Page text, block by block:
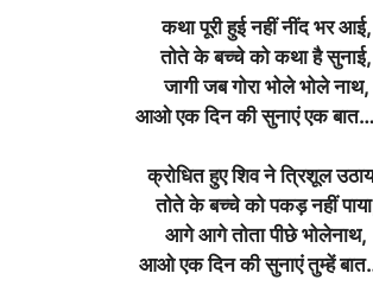
कथा पूरी हुई नहीं नींद भर आई,
तोते के बच्चे को कथा है सुनाई,
जागी जब गोरा भोले भोले नाथ,
आओ एक दिन की सुनाएं एक
क्रोधित हुए शिव ने त्रिशूल
तोते के बच्चे को पकड़ नहीं
आगे आगे तोता पीछे भोलेनाथ,
आओ एक दिन की सुनाएं तुम्हें